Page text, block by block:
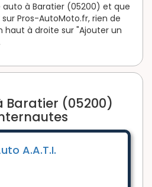
à Baratier (05200) et que
Pros-AutoMoto.fr, rien de
haut à droite sur "Ajouter un
Baratier (05200)
A.A.T.I.